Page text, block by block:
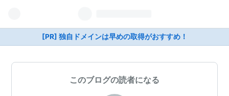
[PR] 独自ドメインは早めの取得がおすすめ！
このブログの読者になる